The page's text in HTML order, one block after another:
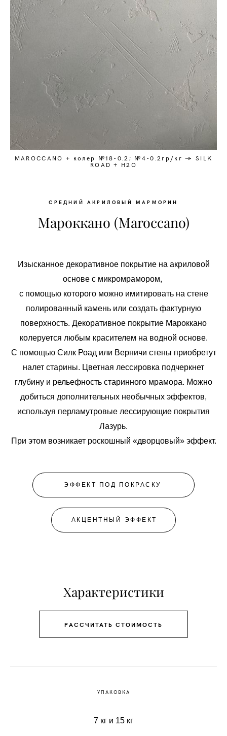
MAROCCANO + колер №18-0.2; №4-0.2гр/кг → SILK
ROAD + Н2О
СРЕДНИЙ АКРИЛОВЫЙ МАРМОРИН
Мароккано (Maroccano)
Изысканное декоративное покрытие на акриловой
основе с микромрамором,
с помощью которого можно имитировать на стене
полированный камень или создать фактурную
поверхность. Декоративное покрытие Мароккано
колеруется любым красителем на водной основе.
C помощью Силк Роад или Верничи стены приобретут
налет старины. Цветная лессировка подчеркнет
глубину и рельефность старинного мрамора. Можно
добиться дополнительных необычных эффектов,
используя перламутровые лессирующие покрытия
Лазурь.
При этом возникает роскошный «дворцовый» эффект.
ЭФФЕКТ ПОД ПОКРАСКУ
АКЦЕНТНЫЙ ЭФФЕКТ
Характеристики
РАССЧИТАТЬ СТОИМОСТЬ
УПАКОВКА
7 кг и 15 кг